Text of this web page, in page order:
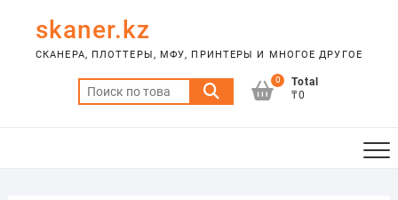
content
skaner.kz
СКАНЕРА, ПЛОТТЕРЫ, МФУ, ПРИНТЕРЫ И МНОГОЕ ДРУГОЕ
Искать:
0
Total
₸0